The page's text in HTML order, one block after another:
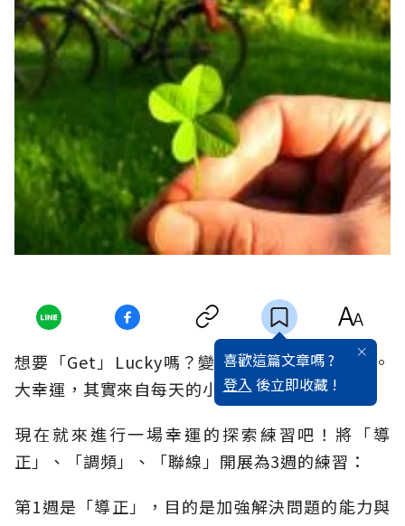
喜歡這篇文章嗎 ?
登入 後立即收藏 !
想要「Get」Lucky嗎？變身幸運兒真的有方法。
大幸運，其實來自每天的小改變。
現在就來進行一場幸運的探索練習吧！將「導
正」、「調頻」、「聯線」開展為3週的練習：
第1週是「導正」，目的是加強解決問題的能力與